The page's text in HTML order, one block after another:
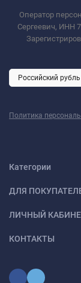
Оператор
Сергеевич, ИНН
Политика
Категории
ДЛЯ
ЛИЧНЫЙ
КОНТАКТЫ